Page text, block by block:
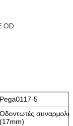
OD
Pega0117-5
Οδοντωτές
(17mm)